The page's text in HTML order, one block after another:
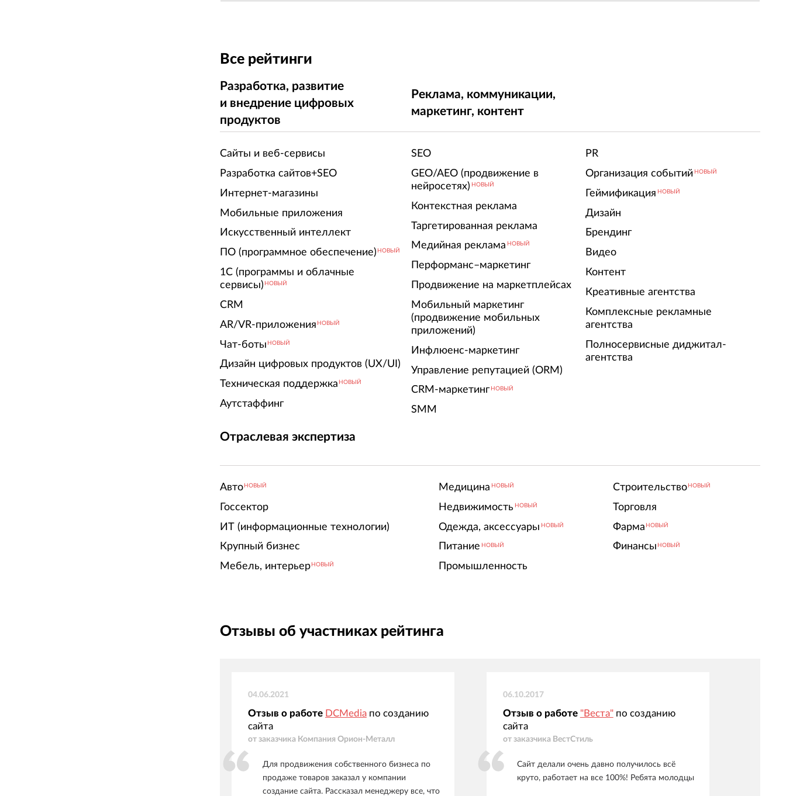
Все рейтинги
Разработка, развитие
и внедрение цифровых
продуктов
Сайты и веб-сервисы
Разработка сайтов+SEO
Интернет-магазины
Мобильные приложения
Искусственный интеллект
ПО (программное обеспечение) НОВЫЙ
1С (программы и облачные
сервисы) НОВЫЙ
CRM
AR/VR-приложения НОВЫЙ
Чат-боты НОВЫЙ
Дизайн цифровых продуктов (UX/UI)
Техническая поддержка НОВЫЙ
Аутстаффинг
Реклама, коммуникации,
маркетинг, контент
SEO
GEO/AEO (продвижение в
нейросетях) НОВЫЙ
Контекстная реклама
Таргетированная реклама
Медийная реклама НОВЫЙ
Перформанс–маркетинг
Продвижение на маркетплейсах
Мобильный маркетинг
(продвижение мобильных
приложений)
Инфлюенс-маркетинг
Управление репутацией (ORM)
CRM-маркетинг НОВЫЙ
SMM
PR
Организация событий НОВЫЙ
Геймификация НОВЫЙ
Дизайн
Брендинг
Видео
Контент
Креативные агентства
Комплексные рекламные
агентства
Полносервисные диджитал-
агентства
Отраслевая экспертиза
Авто НОВЫЙ
Госсектор
ИТ (информационные технологии)
Крупный бизнес
Мебель, интерьер НОВЫЙ
Медицина НОВЫЙ
Недвижимость НОВЫЙ
Одежда, аксессуары НОВЫЙ
Питание НОВЫЙ
Промышленность
Строительство НОВЫЙ
Торговля
Фарма НОВЫЙ
Финансы НОВЫЙ
Отзывы об участниках рейтинга
04.06.2021
Отзыв о работе DCMediaпо созданию
сайта
от заказчика Компания Орион-Металл
Для продвижения собственного бизнеса по
продаже товаров заказал у компании
создание сайта. Рассказал менеджеру все, что
06.10.2017
Отзыв о работе "Веста"по созданию
сайта
от заказчика ВестСтиль
Сайт делали очень давно получилось всё
круто, работает на все 100%! Ребята молодцы